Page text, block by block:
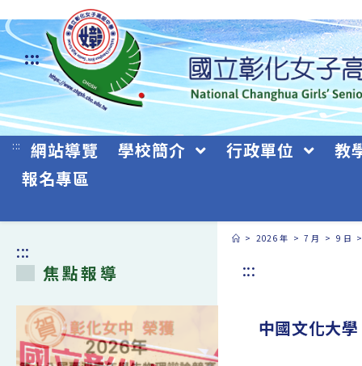
跳
轉
至
主
要
:::
::: 網站導覽 學校簡介 行政單位
教
報名專區
> 2026 年 > 7 月 > 9 日
:::
中國文化大
:::
焦點報導